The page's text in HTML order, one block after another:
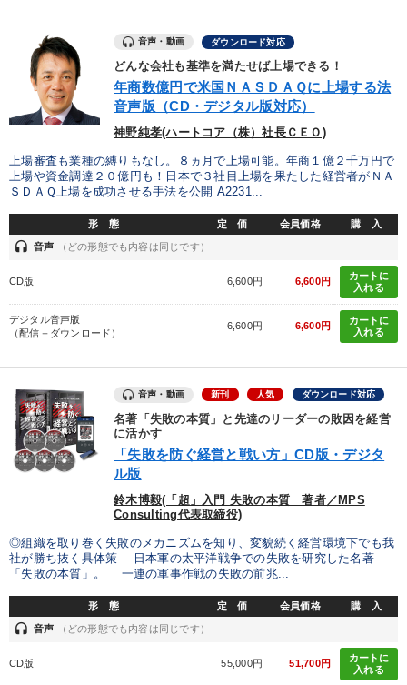
音声・動画 ダウンロード対応
どんな会社も基準を満たせば上場できる！
年商数億円で米国ＮＡＳＤＡＱに上場する法
音声版（CD・デジタル版対応）
神野純孝(ハートコア（株）社長ＣＥＯ)
上場審査も業種の縛りもなし。８ヵ月で上場可能。年商１億２千万円で
上場や資金調達２０億円も！日本で３社目上場を果たした経営者がＮＡ
ＳＤＡＱ上場を成功させる手法を公開 A2231...
形 態 定 価 会員価格 購 入
headset 音声 （どの形態でも内容は同じです）
CD版 6,600円 6,600円
カートに
入れる
デジタル音声版
（配信＋ダウンロード）
6,600円 6,600円
カートに
入れる
音声・動画 新刊 人気 ダウンロード対応
名著「失敗の本質」と先達のリーダーの敗因を経営
に活かす
「失敗を防ぐ経営と戦い方」CD版・デジタ
ル版
鈴木博毅(「超」入門 失敗の本質 著者／MPS
Consulting代表取締役)
◎組織を取り巻く失敗のメカニズムを知り、変貌続く経営環境下でも我
社が勝ち抜く具体策 日本軍の太平洋戦争での失敗を研究した名著
「失敗の本質」。 一連の軍事作戦の失敗の前兆...
形 態 定 価 会員価格 購 入
headset 音声 （どの形態でも内容は同じです）
CD版 55,000円 51,700円
カートに
入れる